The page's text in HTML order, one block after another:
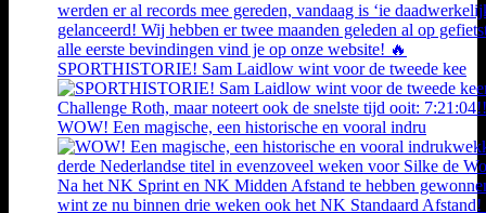
SPORTHISTORIE! Sam Laidlow wint voor de tweede kee
WOW! Een magische, een historische en vooral indru